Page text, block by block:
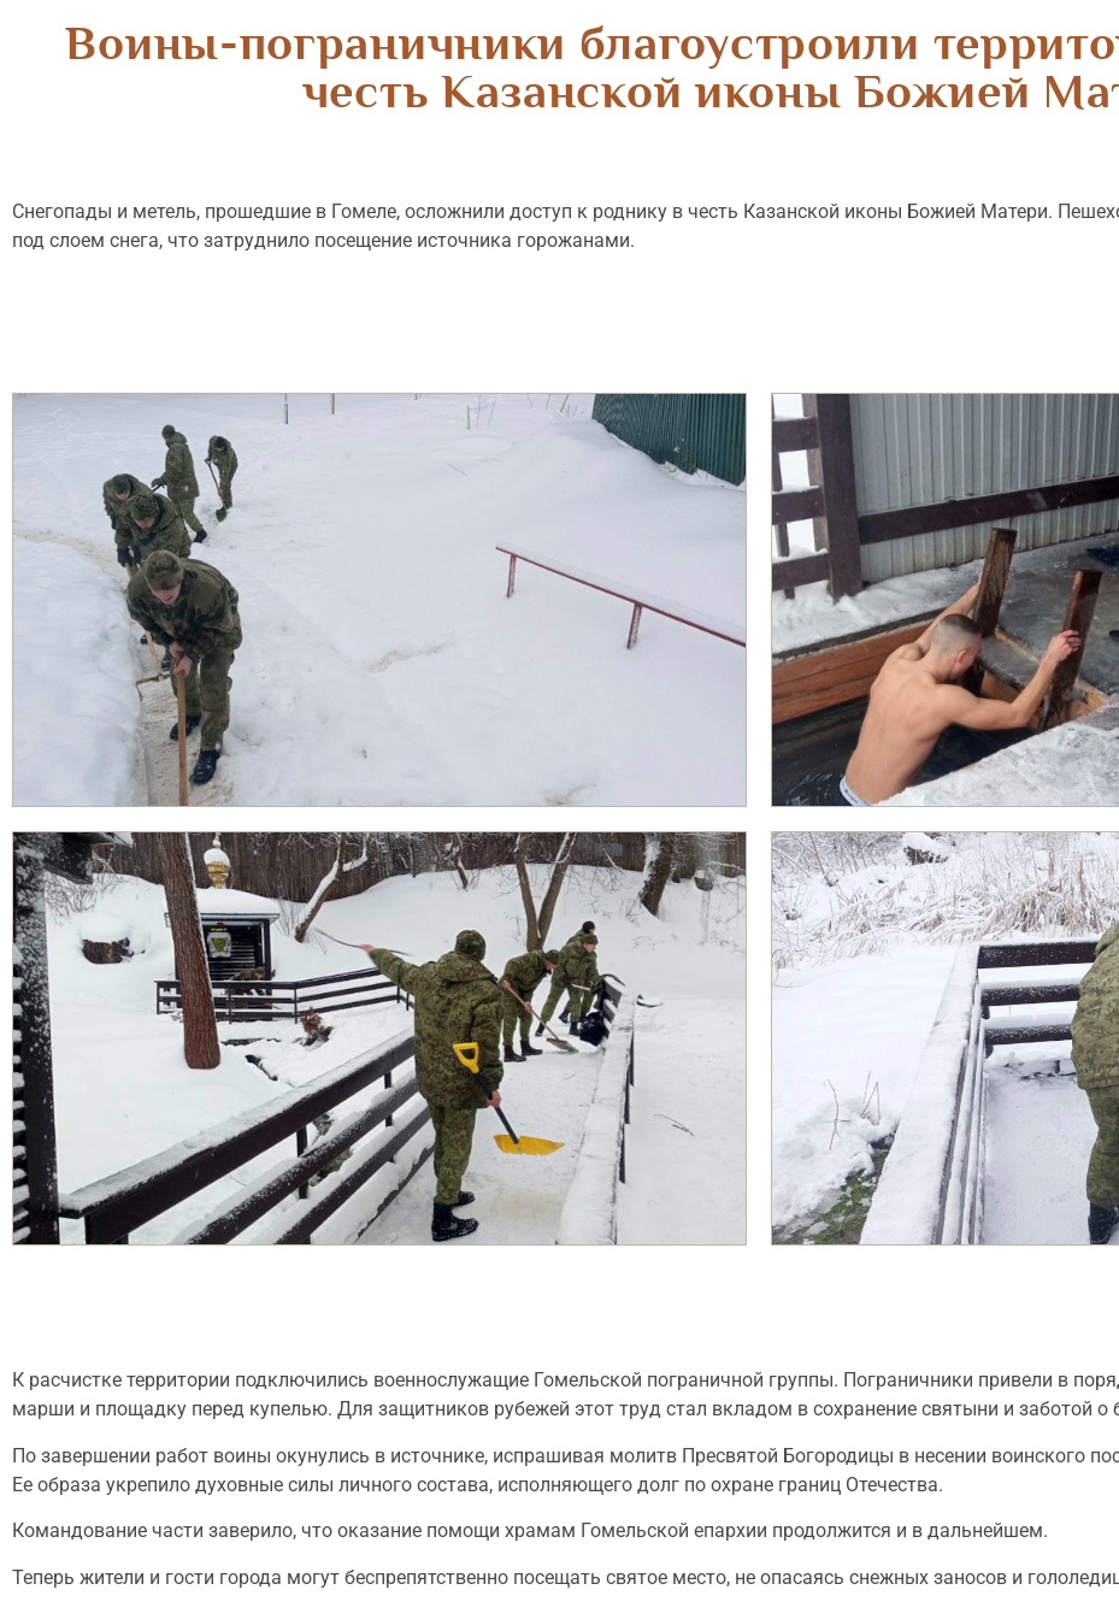
Воины-пограничники благоустроили
честь Казанской иконы Божией
Снегопады и метель, прошедшие в Гомеле, осложнили доступ к роднику в честь Казанской иконы Божией Матери.
под слоем снега, что затруднило посещение источника горожанами.
К расчистке территории подключились военнослужащие Гомельской пограничной группы. Пограничники привели в
марши и площадку перед купелью. Для защитников рубежей этот труд стал вкладом в сохранение святыни и заботой о
По завершении работ воины окунулись в источнике, испрашивая молитв Пресвятой Богородицы в несении воинского
Ее образа укрепило духовные силы личного состава, исполняющего долг по охране границ Отечества.
Командование части заверило, что оказание помощи храмам Гомельской епархии продолжится и в дальнейшем.
Теперь жители и гости города могут беспрепятственно посещать святое место, не опасаясь снежных заносов и